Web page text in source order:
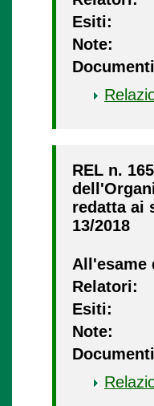
Esiti:
Note:
REL n.
redatta ai
13/2018
All'esame
Relatori:
Esiti:
Note: